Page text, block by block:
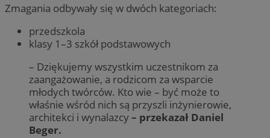
Zmagania odbywały się w dwóch kategoriach:
przedszkola
klasy 1–3 szkół podstawowych
– Dziękujemy wszystkim uczestnikom za
zaangażowanie, a rodzicom za wsparcie
młodych twórców. Kto wie – być może to
właśnie wśród nich są przyszli inżynierowie,
architekci i wynalazcy– przekazał Daniel
Beger.